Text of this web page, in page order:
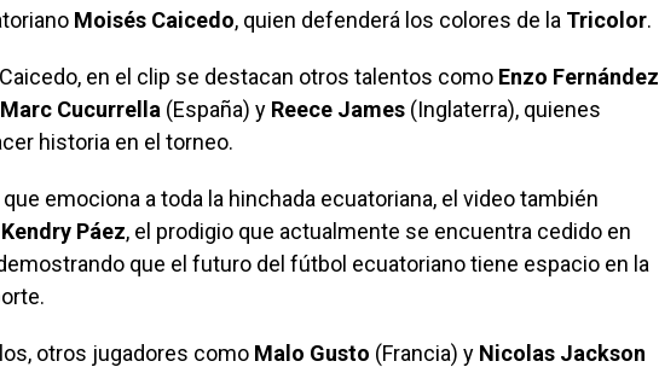
Moisés Caicedo, quien defenderá los colores de la Tricolor.
en el clip se destacan otros talentos como Enzo Fernández
Marc Cucurrella (España) y Reece James (Inglaterra), quienes
historia en el torneo.
emociona a toda la hinchada ecuatoriana, el video también
Kendry Páez, el prodigio que actualmente se encuentra cedido en
que el futuro del fútbol ecuatoriano tiene espacio en la
otros jugadores como Malo Gusto (Francia) y Nicolas Jackson